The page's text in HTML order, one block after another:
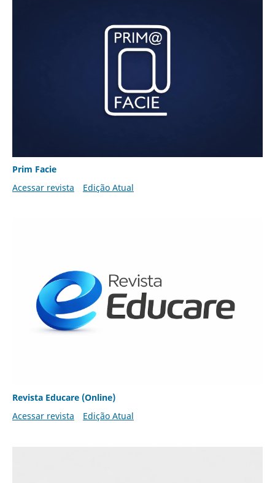
Prim Facie
Acessar revista
Edição Atual
Revista Educare (Online)
Acessar revista
Edição Atual